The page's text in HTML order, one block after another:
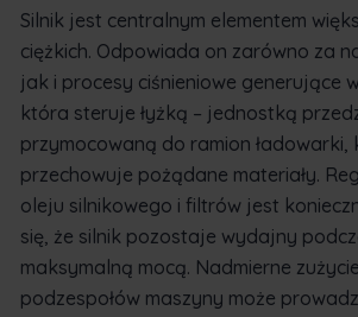
Silnik jest centralnym elementem
ciężkich. Odpowiada on zarówno za
jak i procesy ciśnieniowe generujące
która steruje łyżką – jednostką
przymocowaną do ramion
przechowuje pożądane materiały.
oleju silnikowego i filtrów jest
się, że silnik pozostaje wydajny
maksymalną mocą. Nadmierne
podzespołów maszyny może